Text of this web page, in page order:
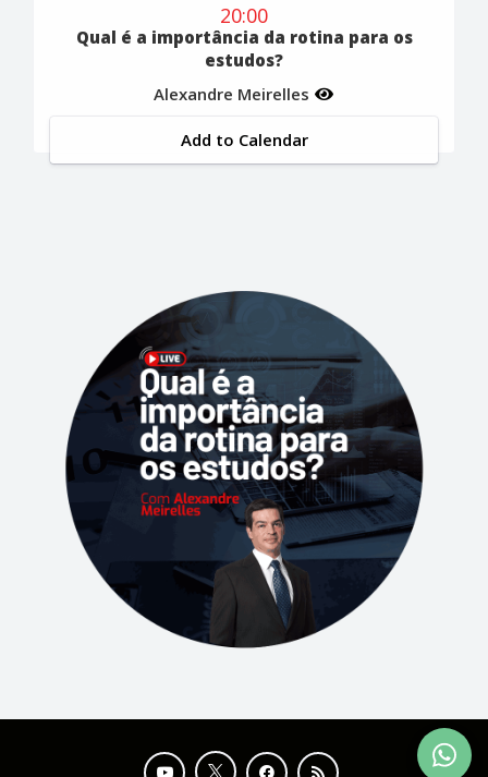
20:00
Qual é a importância da rotina para os
estudos?
Alexandre Meirelles
Add to Calendar